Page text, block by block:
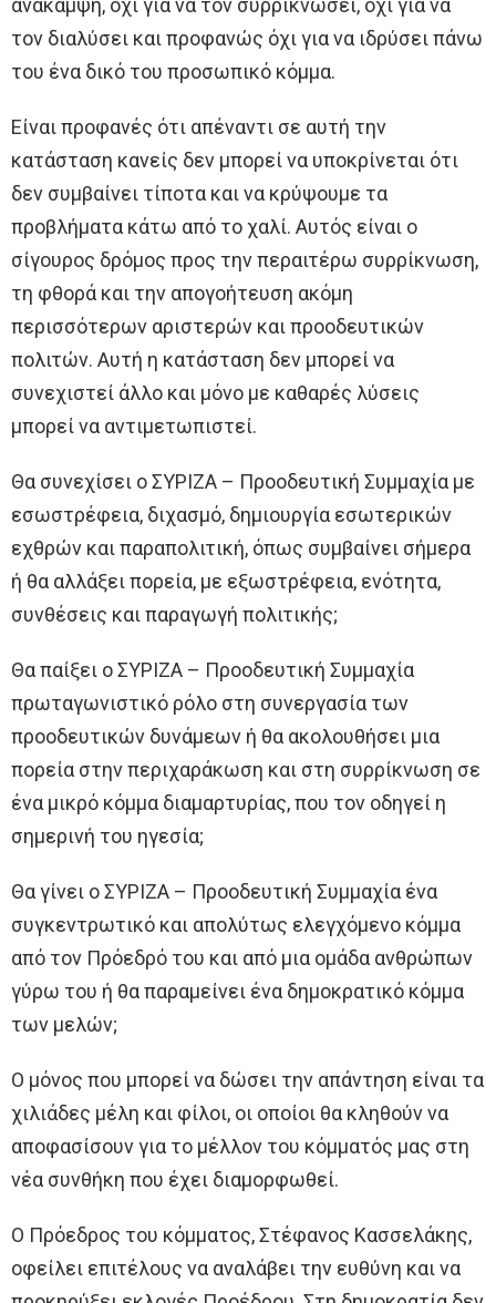
ανάκαμψη, όχι για να τον συρρικνώσει, όχι για να
τον διαλύσει και προφανώς όχι για να ιδρύσει πάνω
του ένα δικό του προσωπικό κόμμα.
Είναι προφανές ότι απέναντι σε αυτή την
κατάσταση κανείς δεν μπορεί να υποκρίνεται ότι
δεν συμβαίνει τίποτα και να κρύψουμε τα
προβλήματα κάτω από το χαλί. Αυτός είναι ο
σίγουρος δρόμος προς την περαιτέρω συρρίκνωση,
τη φθορά και την απογοήτευση ακόμη
περισσότερων αριστερών και προοδευτικών
πολιτών. Αυτή η κατάσταση δεν μπορεί να
συνεχιστεί άλλο και μόνο με καθαρές λύσεις
μπορεί να αντιμετωπιστεί.
Θα συνεχίσει ο ΣΥΡΙΖΑ – Προοδευτική Συμμαχία με
εσωστρέφεια, διχασμό, δημιουργία εσωτερικών
εχθρών και παραπολιτική, όπως συμβαίνει σήμερα
ή θα αλλάξει πορεία, με εξωστρέφεια, ενότητα,
συνθέσεις και παραγωγή πολιτικής;
Θα παίξει ο ΣΥΡΙΖΑ – Προοδευτική Συμμαχία
πρωταγωνιστικό ρόλο στη συνεργασία των
προοδευτικών δυνάμεων ή θα ακολουθήσει μια
πορεία στην περιχαράκωση και στη συρρίκνωση σε
ένα μικρό κόμμα διαμαρτυρίας, που τον οδηγεί η
σημερινή του ηγεσία;
Θα γίνει ο ΣΥΡΙΖΑ – Προοδευτική Συμμαχία ένα
συγκεντρωτικό και απολύτως ελεγχόμενο κόμμα
από τον Πρόεδρό του και από μια ομάδα ανθρώπων
γύρω του ή θα παραμείνει ένα δημοκρατικό κόμμα
των μελών;
Ο μόνος που μπορεί να δώσει την απάντηση είναι τα
χιλιάδες μέλη και φίλοι, οι οποίοι θα κληθούν να
αποφασίσουν για το μέλλον του κόμματός μας στη
νέα συνθήκη που έχει διαμορφωθεί.
Ο Πρόεδρος του κόμματος, Στέφανος Κασσελάκης,
οφείλει επιτέλους να αναλάβει την ευθύνη και να